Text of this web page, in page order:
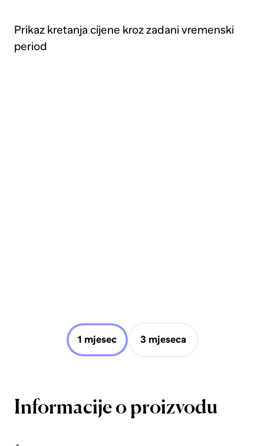
Prikaz kretanja cijene kroz zadani vremenski
period
1 mjesec 3 mjeseca
Informacije o proizvodu